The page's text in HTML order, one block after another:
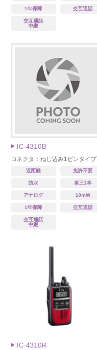
1年保障 交互通話
交互通話
中継
IC-4310B
コネクタ：ねじ込み1ピンタイプ
近距離 免許不要
防水 単三1本
アナログ 10mW
1年保障 交互通話
交互通話
中継
IC-4310R